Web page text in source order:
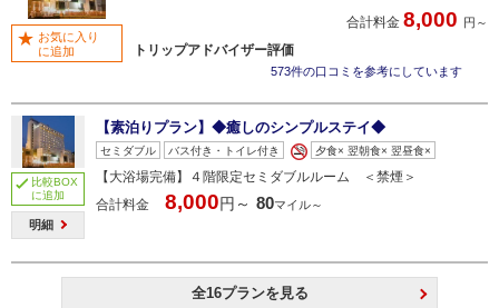
合計料金 8,000 円～
トリップアドバイザー評価
573件の口コミを参考にしています
お気に入り
に追加
比較BOX
に追加
明細
【素泊りプラン】◆癒しのシンプルステイ◆
セミダブル バス付き・トイレ付き 夕食× 翌朝食× 翌昼食×
【大浴場完備】４階限定セミダブルルーム ＜禁煙＞
合計料金
8,000円～ 80マイル～
全16プランを見る